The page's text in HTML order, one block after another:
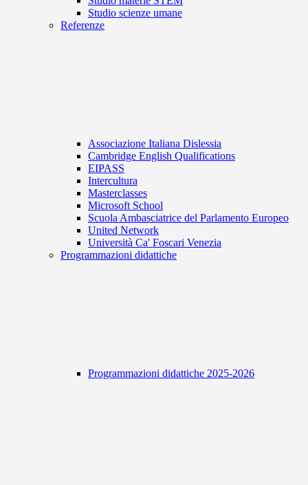
Studio scienze umane
Referenze
Associazione Italiana Dislessia
Cambridge English Qualifications
EIPASS
Intercultura
Masterclasses
Microsoft School
Scuola Ambasciatrice del Parlamento Europeo
United Network
Università Ca' Foscari Venezia
Programmazioni didattiche
Programmazioni didattiche 2025-2026